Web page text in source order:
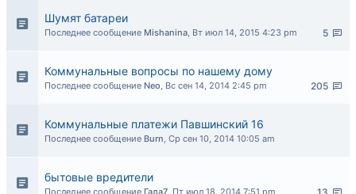
Шумят батареи
5
Последнее сообщение Mishanina, Вт июл 14, 2015 4:23 pm
Коммунальные вопросы по нашему дому
205
Последнее сообщение Neo, Вс сен 14, 2014 2:45 pm
Коммунальные платежи Павшинский 16
Последнее сообщение Burn, Ср сен 10, 2014 10:05 am
бытовые вредители
Последнее сообщение Гала7 Пт июл 18, 2014 7:51 pm